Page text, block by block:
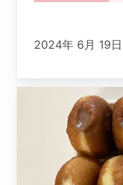
2024年 6月 19日